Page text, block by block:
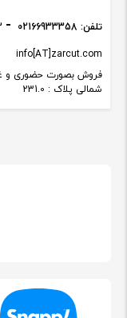
فروش بصورت حضوری و
شمالی پلاک : 231.0
info[AT]zarcut.com
تلفن: 02166933358